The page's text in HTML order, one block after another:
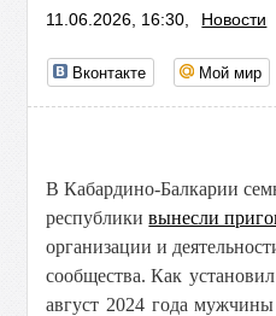
11.06.2026, 16:30, Новости
Вконтакте Мой мир
В Кабардино-Балкарии
республикивынесли
организации и
сообщества.Как
август 2024 года мужчины